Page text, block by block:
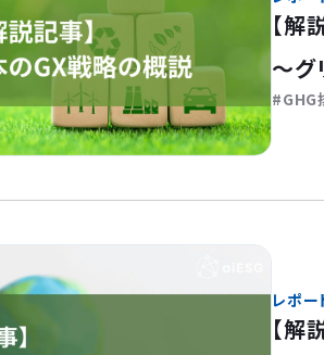
【解
～グ
GHG
レポー
【解